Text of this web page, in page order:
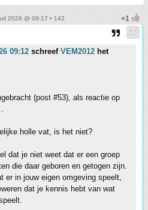
2026 @ 09:17 • 142
09:12 schreef VEM2012 het
(post #53), als reactie op
holle vat, is het niet?
dat je niet weet dat er een groep
die daar geboren en getogen zijn.
er in jouw eigen omgeving speelt,
dat je kennis hebt van wat